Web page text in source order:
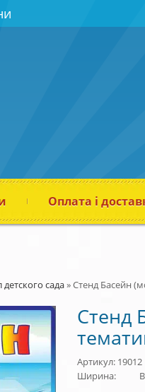
Оплата і
сада»Стенд Басейн
Стенд
Артикул: 19012
Ширина: